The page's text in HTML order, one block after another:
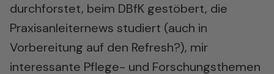
durchforstet, beim DBfK gestöbert, die
Praxisanleiternews studiert (auch in
Vorbereitung auf den Refresh?), mir
interessante Pflege- und Forschungsthemen